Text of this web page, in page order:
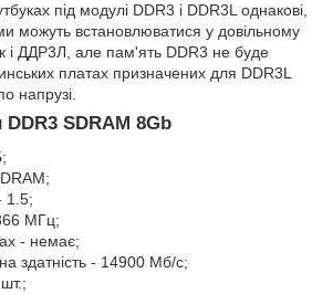
під модулі DDR3 і DDR3L однакові,
можуть встановлюватися у довільному
і ДДР3Л, але пам'ять DDR3 не буде
платах призначених для DDR3L
напрузі.
DDR3 SDRAM 8Gb
1.5;
МГц;
- немає;
здатність - 14900 Мб/с;